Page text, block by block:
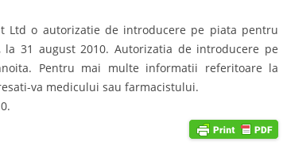
Ltd o autorizatie de introducere pe piata pentru
31 august 2010. Autorizatia de introducere pe
Pentru mai multe informatii referitoare la
va medicului sau farmacistului.